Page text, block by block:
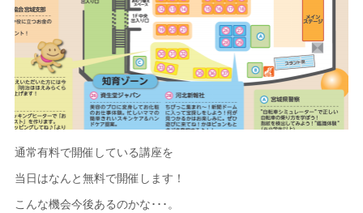
通常有料で開催している講座を
当日はなんと無料で開催します！
こんな機会今後あるのかな･･･。